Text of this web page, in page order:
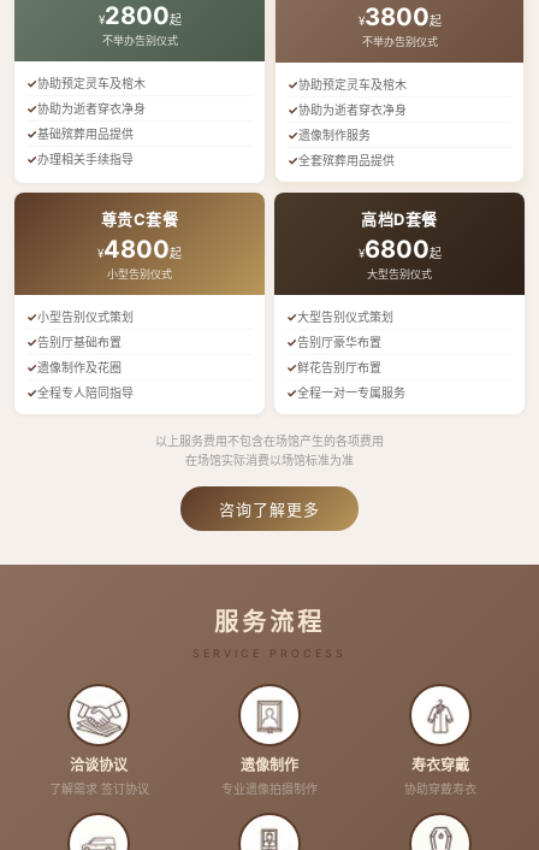
¥2800起
不举办告别仪式
协助预定灵车及棺木
协助为逝者穿衣净身
基础殡葬用品提供
办理相关手续指导
¥3800起
不举办告别仪式
协助预定灵车及棺木
协助为逝者穿衣净身
遗像制作服务
全套殡葬用品提供
尊贵C套餐
¥4800起
小型告别仪式
小型告别仪式策划
告别厅基础布置
遗像制作及花圈
全程专人陪同指导
高档D套餐
¥6800起
大型告别仪式
大型告别仪式策划
告别厅豪华布置
鲜花告别厅布置
全程一对一专属服务
以上服务费用不包含在场馆产生的各项费用
在场馆实际消费以场馆标准为准
咨询了解更多
服务流程
SERVICE PROCESS
洽谈协议
了解需求 签订协议
遗像制作
专业遗像拍摄制作
寿衣穿戴
协助穿戴寿衣